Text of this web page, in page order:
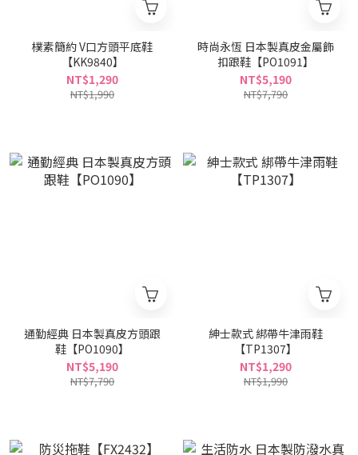
樸素簡約 V口方頭平底鞋
【KK9840】
NT$1,290
NT$1,990
時尚永恆 日本製真皮金屬飾
扣跟鞋【PO1091】
NT$5,190
NT$7,790
通勤經典 日本製真皮方頭跟
鞋【PO1090】
NT$5,190
NT$7,790
紳士款式 綁帶牛津雨鞋
【TP1307】
NT$1,290
NT$1,990